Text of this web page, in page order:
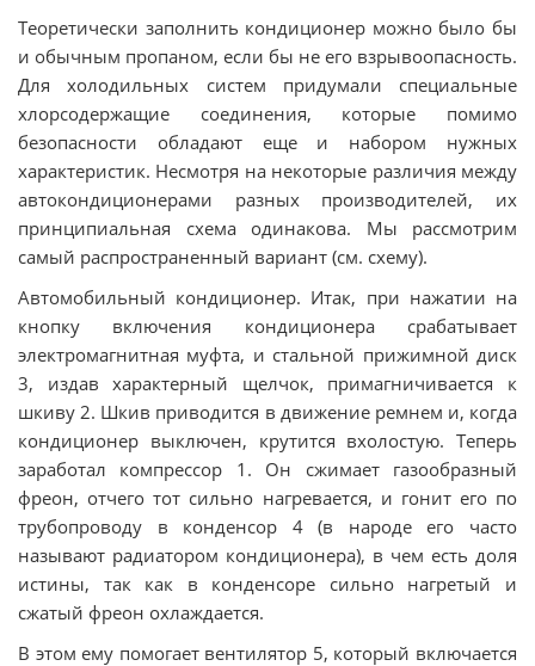
Теоретически заполнить кондиционер можно было бы
и обычным пропаном, если бы не его взрывоопасность.
Для холодильных систем придумали специальные
хлорсодержащие соединения, которые помимо
безопасности обладают еще и набором нужных
характеристик. Несмотря на некоторые различия между
автокондиционерами разных производителей, их
принципиальная схема одинакова. Мы рассмотрим
самый распространенный вариант (см. схему).
Автомобильный кондиционер. Итак, при нажатии на
кнопку включения кондиционера срабатывает
электромагнитная муфта, и стальной прижимной диск
3, издав характерный щелчок, примагничивается к
шкиву 2. Шкив приводится в движение ремнем и, когда
кондиционер выключен, крутится вхолостую. Теперь
заработал компрессор 1. Он сжимает газообразный
фреон, отчего тот сильно нагревается, и гонит его по
трубопроводу в конденсор 4 (в народе его часто
называют радиатором кондиционера), в чем есть доля
истины, так как в конденсоре сильно нагретый и
сжатый фреон охлаждается.
В этом ему помогает вентилятор 5, который включается